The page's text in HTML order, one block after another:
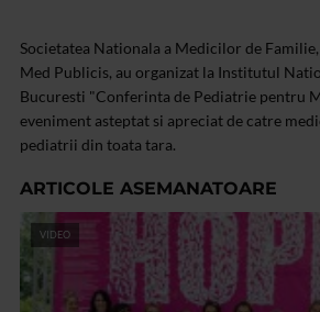
Societatea Nationala a Medicilor de
Med Publicis, au organizat la Institutul
Bucuresti "Conferinta de Pediatrie pentru
eveniment asteptat si apreciat de catre
pediatrii din toata tara.
ARTICOLE ASEMANATOARE
VIDEO